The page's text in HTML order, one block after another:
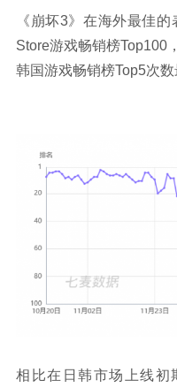
《崩坏3》 在海外最佳的
Store游戏畅销榜Top100
韩国游戏畅销榜Top5次
相比在日韩市场上线初